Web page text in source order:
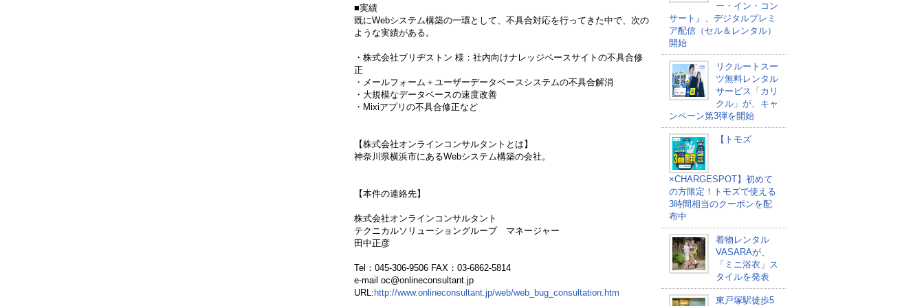
■実績
既にWebシステム構築の一環として、不具合対応を行ってきた中で、次の
ような実績がある。
・株式会社ブリヂストン 様：社内向けナレッジベースサイトの不具合修
正
・メールフォーム＋ユーザーデータベースシステムの不具合解消
・大規模なデータベースの速度改善
・Mixiアプリの不具合修正など
【株式会社オンラインコンサルタントとは】
神奈川県横浜市にあるWebシステム構築の会社。
【本件の連絡先】
株式会社オンラインコンサルタント
テクニカルソリューショングループ マネージャー
田中正彦
Tel：045-306-9506 FAX：03-6862-5814
e-mail oc@onlineconsultant.jp
URL: http://www.onlineconsultant.jp/web/web_bug_consultation.htm
ー・イン・コン
サート』、デジタルプレミ
ア配信（セル＆レンタル）
開始
リクルートスー
ツ無料レンタル
サービス「カリ
クル」が、キャ
ンペーン第3弾を開始
【トモズ
×CHARGESPOT】初めて
の方限定！トモズで使える
3時間相当のクーポンを配
布中
着物レンタル
VASARAが、
「ミニ浴衣」ス
タイルを発表
東戸塚駅徒歩5